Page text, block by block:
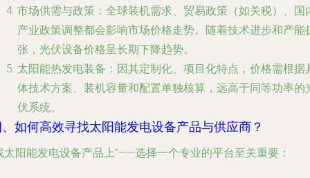
市场供需与政策 ：全球装机需求、贸易政策（如关税）、国
产业政策调整都会影响市场价格走势。随着技术进步和产能
张，光伏设备价格呈长期下降趋势。
太阳能热发电装备 ：因其定制化、项目化特点，价格需根据
体技术方案、装机容量和配置单独核算，远高于同等功率的
伏系统。
如何高效寻找太阳能发电设备产品与供应商？
太阳能发电设备产品上”——选择一个专业的平台至关重要：